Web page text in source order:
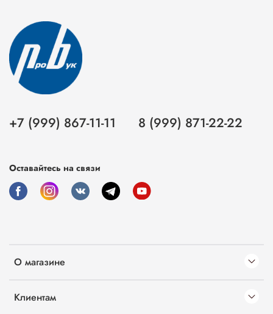
О магазине
Клиентам
+7 (999) 867-11-11 8 (999) 871-22-22
Оставайтесь на связи